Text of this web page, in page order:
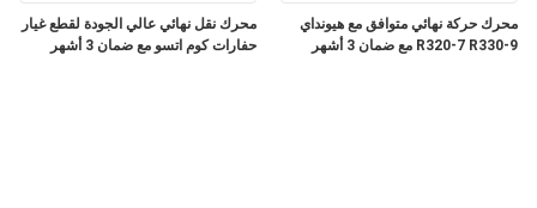
محرك نقل نهائي عالي الجودة لقطع غيار
حفارات كوم اتسو مع ضمان 3 أشهر
محرك حركة نهائي متوافق مع هيونداي
R320-7 R330-9 مع ضمان 3 أشهر